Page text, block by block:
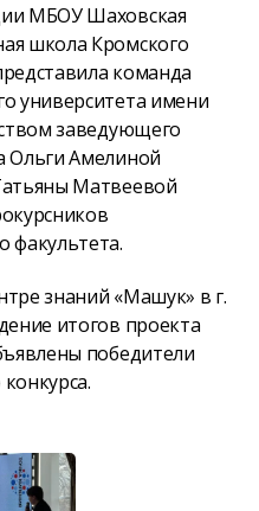
МБОУ Шаховская
школа Кромского
команда
университета имени
заведующего
Ольги Амелиной
Матвеевой
факультета.
знаний «Машук» в г.
итогов проекта
победители